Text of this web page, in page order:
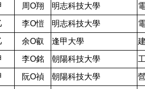
周O翔 明志科技大學
李O愷 明志科技大學
余O叡 逢甲大學
李O銘 朝陽科技大學
阮O禎 朝陽科技大學